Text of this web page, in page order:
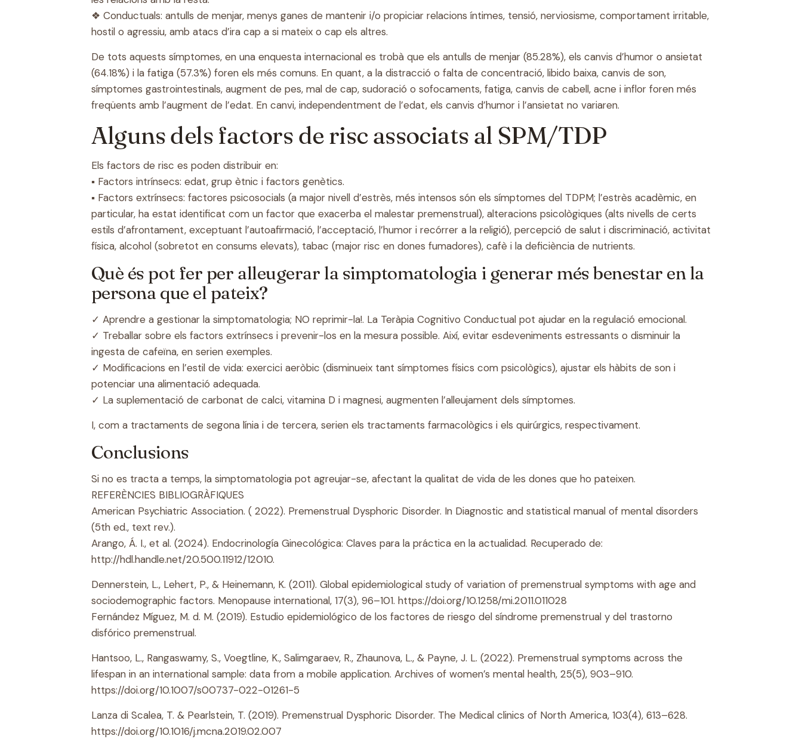
❖ Conductuals: antulls de menjar, menys ganes de mantenir i/o propiciar relacions íntimes, tensió, nerviosisme, comportament irritable,
hostil o agressiu, amb atacs d’ira cap a si mateix o cap els altres.
De tots aquests símptomes, en una enquesta internacional es trobà que els antulls de menjar (85.28%), els canvis d’humor o ansietat
(64.18%) i la fatiga (57.3%) foren els més comuns. En quant, a la distracció o falta de concentració, libido baixa, canvis de son,
símptomes gastrointestinals, augment de pes, mal de cap, sudoració o sofocaments, fatiga, canvis de cabell, acne i inflor foren més
freqüents amb l’augment de l’edat. En canvi, independentment de l’edat, els canvis d’humor i l’ansietat no variaren.
Alguns dels factors de risc associats al SPM/TDP
Els factors de risc es poden distribuir en:
▪ Factors intrínsecs: edat, grup ètnic i factors genètics.
▪ Factors extrínsecs: factores psicosocials (a major nivell d’estrès, més intensos són els símptomes del TDPM; l’estrès acadèmic, en
particular, ha estat identificat com un factor que exacerba el malestar premenstrual), alteracions psicològiques (alts nivells de certs
estils d’afrontament, exceptuant l’autoafirmació, l’acceptació, l’humor i recórrer a la religió), percepció de salut i discriminació, activitat
física, alcohol (sobretot en consums elevats), tabac (major risc en dones fumadores), cafè i la deficiència de nutrients.
Què és pot fer per alleugerar la simptomatologia i generar més benestar en la
persona que el pateix?
✓ Aprendre a gestionar la simptomatologia; NO reprimir-la!. La Teràpia Cognitivo Conductual pot ajudar en la regulació emocional.
✓ Treballar sobre els factors extrínsecs i prevenir-los en la mesura possible. Així, evitar esdeveniments estressants o disminuir la
ingesta de cafeïna, en serien exemples.
✓ Modificacions en l’estil de vida: exercici aeròbic (disminueix tant símptomes físics com psicològics), ajustar els hàbits de son i
potenciar una alimentació adequada.
✓ La suplementació de carbonat de calci, vitamina D i magnesi, augmenten l’alleujament dels símptomes.
I, com a tractaments de segona línia i de tercera, serien els tractaments farmacològics i els quirúrgics, respectivament.
Conclusions
Si no es tracta a temps, la simptomatologia pot agreujar-se, afectant la qualitat de vida de les dones que ho pateixen.
REFERÈNCIES BIBLIOGRÀFIQUES
American Psychiatric Association. ( 2022). Premenstrual Dysphoric Disorder. In Diagnostic and statistical manual of mental disorders
(5th ed., text rev.).
Arango, Á. I., et al. (2024). Endocrinología Ginecológica: Claves para la práctica en la actualidad. Recuperado de:
http://hdl.handle.net/20.500.11912/12010.
Dennerstein, L., Lehert, P., & Heinemann, K. (2011). Global epidemiological study of variation of premenstrual symptoms with age and
sociodemographic factors. Menopause international, 17(3), 96–101. https://doi.org/10.1258/mi.2011.011028
Fernández Míguez, M. d. M. (2019). Estudio epidemiológico de los factores de riesgo del síndrome premenstrual y del trastorno
disfórico premenstrual.
Hantsoo, L., Rangaswamy, S., Voegtline, K., Salimgaraev, R., Zhaunova, L., & Payne, J. L. (2022). Premenstrual symptoms across the
lifespan in an international sample: data from a mobile application. Archives of women’s mental health, 25(5), 903–910.
https://doi.org/10.1007/s00737-022-01261-5
Lanza di Scalea, T. & Pearlstein, T. (2019). Premenstrual Dysphoric Disorder. The Medical clinics of North America, 103(4), 613–628.
https://doi.org/10.1016/j.mcna.2019.02.007